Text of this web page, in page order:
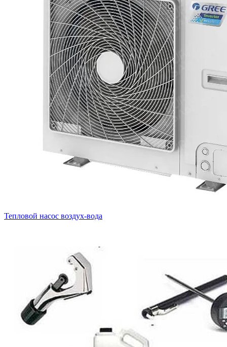
Тепловой насос воздух-вода